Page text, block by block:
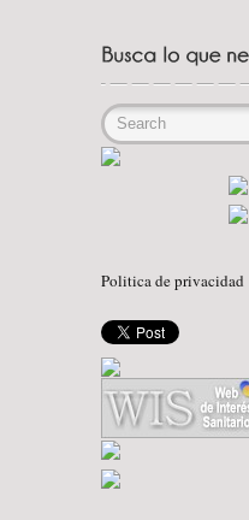
Politica de privacidad